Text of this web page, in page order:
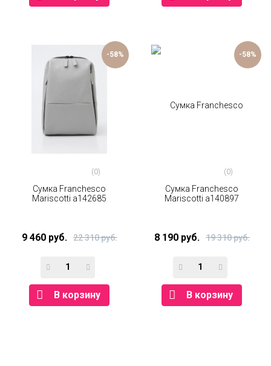
-58%
(0)
Сумка Franchesco
Mariscotti а142685
9 460 руб. 22 310 руб.
В корзину
-58%
(0)
Сумка Franchesco
Mariscotti а140897
8 190 руб. 19 310 руб.
В корзину